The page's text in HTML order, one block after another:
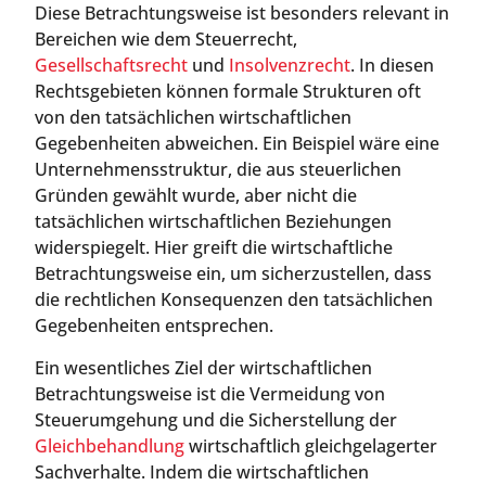
Diese Betrachtungsweise ist besonders relevant in
Bereichen wie dem Steuerrecht,
Gesellschaftsrecht und Insolvenzrecht. In diesen
Rechtsgebieten können formale Strukturen oft
von den tatsächlichen wirtschaftlichen
Gegebenheiten abweichen. Ein Beispiel wäre eine
Unternehmensstruktur, die aus steuerlichen
Gründen gewählt wurde, aber nicht die
tatsächlichen wirtschaftlichen Beziehungen
widerspiegelt. Hier greift die wirtschaftliche
Betrachtungsweise ein, um sicherzustellen, dass
die rechtlichen Konsequenzen den tatsächlichen
Gegebenheiten entsprechen.
Ein wesentliches Ziel der wirtschaftlichen
Betrachtungsweise ist die Vermeidung von
Steuerumgehung und die Sicherstellung der
Gleichbehandlungwirtschaftlich gleichgelagerter
Sachverhalte. Indem die wirtschaftlichen